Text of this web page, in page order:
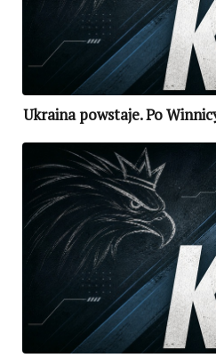
Ukraina powstaje. Po